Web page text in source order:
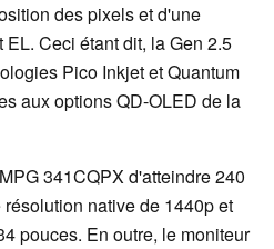
des pixels et d'une
Ceci étant dit, la Gen 2.5
Pico Inkjet et Quantum
aux options QD-OLED de la
341CQPX d'atteindre 240
native de 1440p et
pouces. En outre, le moniteur